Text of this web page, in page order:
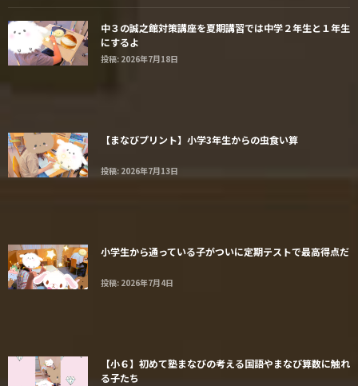
中３の誠之館対策講座を夏期講習では中学２年生と１年生
にするよ
投稿: 2026年7月18日
【まなびプリント】小学3年生からの虫食い算
投稿: 2026年7月13日
小学生から通っている子がついに定期テストで最高得点だ
投稿: 2026年7月4日
【小６】初めて塾まなびの考える国語やまなび算数に触れ
る子たち